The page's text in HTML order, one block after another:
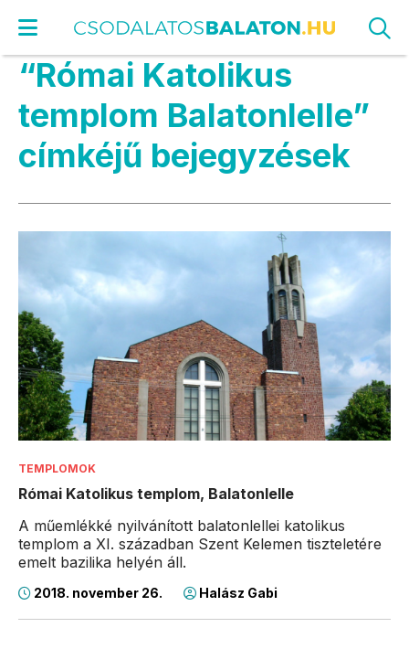
“Római Katolikus
templom Balatonlelle”
címkéjű bejegyzések
TEMPLOMOK
Római Katolikus templom, Balatonlelle
A műemlékké nyilvánított balatonlellei katolikus
templom a XI. században Szent Kelemen tiszteletére
emelt bazilika helyén áll.
2018. november 26. Halász Gabi